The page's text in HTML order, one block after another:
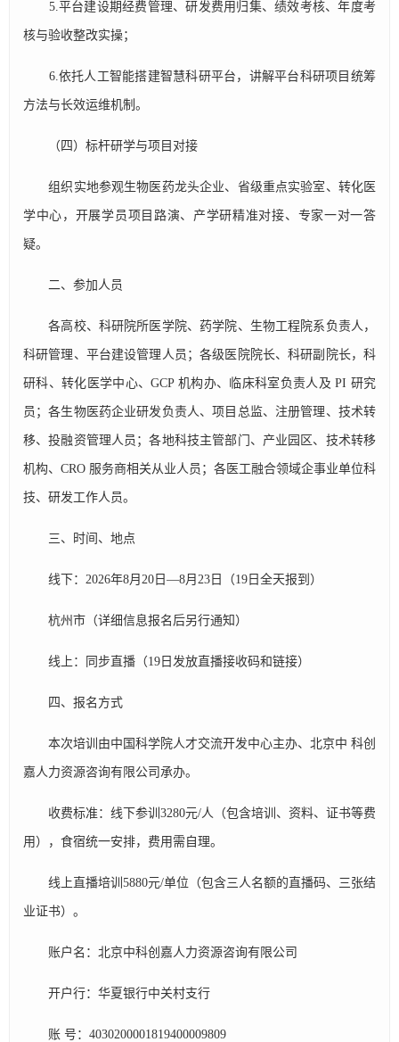
5.平台建设期经费管理、研发费用归集、绩效考核、年度考
核与验收整改实操；
6.依托人工智能搭建智慧科研平台，讲解平台科研项目统筹
方法与长效运维机制。
（四）标杆研学与项目对接
组织实地参观生物医药龙头企业、省级重点实验室、转化医
学中心，开展学员项目路演、产学研精准对接、专家一对一答
疑。
二、参加人员
各高校、科研院所医学院、药学院、生物工程院系负责人，
科研管理、平台建设管理人员；各级医院院长、科研副院长，科
研科、转化医学中心、GCP 机构办、临床科室负责人及 PI 研究
员；各生物医药企业研发负责人、项目总监、注册管理、技术转
移、投融资管理人员；各地科技主管部门、产业园区、技术转移
机构、CRO 服务商相关从业人员；各医工融合领域企事业单位科
技、研发工作人员。
三、时间、地点
线下：2026年8月20日—8月23日（19日全天报到）
杭州市（详细信息报名后另行通知）
线上：同步直播（19日发放直播接收码和链接）
四、报名方式
本次培训由中国科学院人才交流开发中心主办、北京中 科创
嘉人力资源咨询有限公司承办。
收费标准：线下参训3280元/人（包含培训、资料、证书等费
用），食宿统一安排，费用需自理。
线上直播培训5880元/单位（包含三人名额的直播码、三张结
业证书）。
账户名：北京中科创嘉人力资源咨询有限公司
开户行：华夏银行中关村支行
账 号：4030200001819400009809